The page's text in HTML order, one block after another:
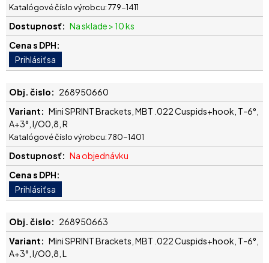
Katalógové číslo výrobcu: 779-1411
Na sklade > 10 ks
268950660
Mini SPRINT Brackets, MBT .022 Cuspids+hook, T-6°,
A+3°, I/O0,8, R
Katalógové číslo výrobcu: 780-1401
Na objednávku
268950663
Mini SPRINT Brackets, MBT .022 Cuspids+hook, T-6°,
A+3°, I/O0,8, L